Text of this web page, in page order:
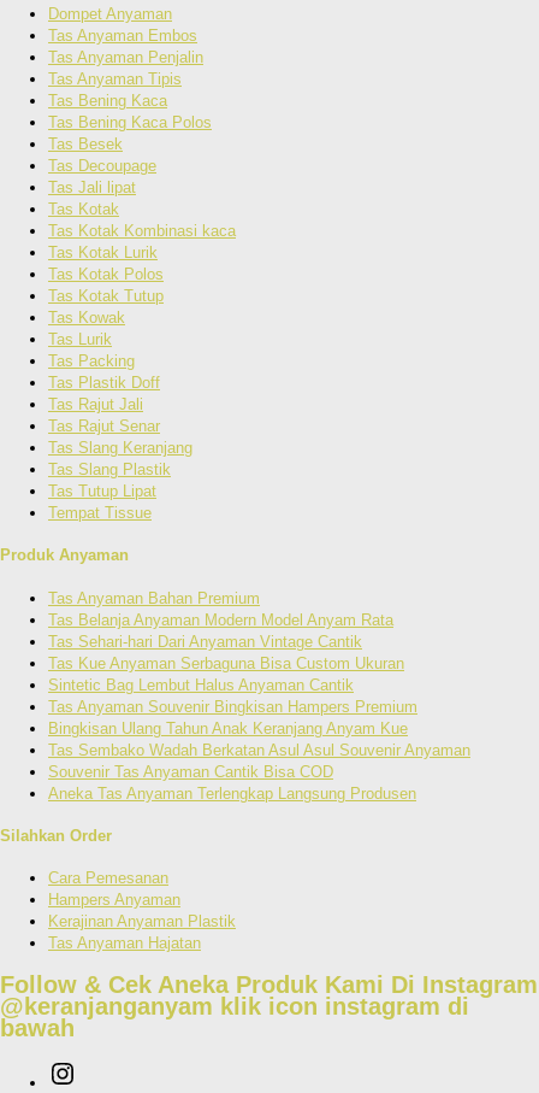
Dompet Anyaman
Tas Anyaman Embos
Tas Anyaman Penjalin
Tas Anyaman Tipis
Tas Bening Kaca
Tas Bening Kaca Polos
Tas Besek
Tas Decoupage
Tas Jali lipat
Tas Kotak
Tas Kotak Kombinasi kaca
Tas Kotak Lurik
Tas Kotak Polos
Tas Kotak Tutup
Tas Kowak
Tas Lurik
Tas Packing
Tas Plastik Doff
Tas Rajut Jali
Tas Rajut Senar
Tas Slang Keranjang
Tas Slang Plastik
Tas Tutup Lipat
Tempat Tissue
Produk Anyaman
Tas Anyaman Bahan Premium
Tas Belanja Anyaman Modern Model Anyam Rata
Tas Sehari-hari Dari Anyaman Vintage Cantik
Tas Kue Anyaman Serbaguna Bisa Custom Ukuran
Sintetic Bag Lembut Halus Anyaman Cantik
Tas Anyaman Souvenir Bingkisan Hampers Premium
Bingkisan Ulang Tahun Anak Keranjang Anyam Kue
Tas Sembako Wadah Berkatan Asul Asul Souvenir Anyaman
Souvenir Tas Anyaman Cantik Bisa COD
Aneka Tas Anyaman Terlengkap Langsung Produsen
Silahkan Order
Cara Pemesanan
Hampers Anyaman
Kerajinan Anyaman Plastik
Tas Anyaman Hajatan
Follow & Cek Aneka Produk Kami Di Instagram
@keranjanganyam klik icon instagram di
bawah